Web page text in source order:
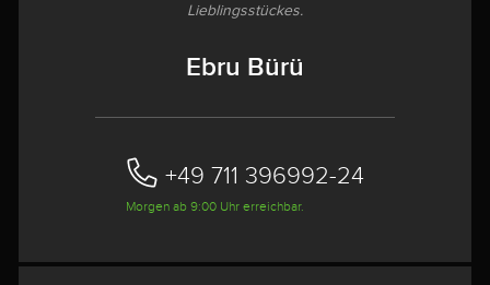
Lieblingsstückes.
Ebru Bürü
+49 711 396992-24‬
Morgen ab 9:00 Uhr erreichbar.